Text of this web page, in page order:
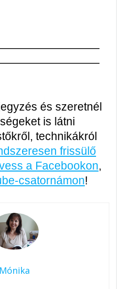
és szeretnél
is látni
technikákról
frissülő
a Facebookon,
csatornámon!
Mónika